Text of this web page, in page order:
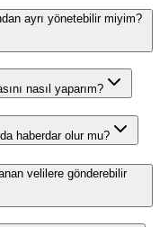
ayrı yönetebilir miyim?
nasıl yaparım?
haberdar olur mu?
velilere gönderebilir